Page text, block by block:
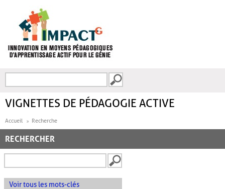
FORMULAIRE DE
VIGNETTES DE PÉDAGOGIE ACTIVE
Accueil Recherche
RECHERCHER
Voir tous les mots-clés